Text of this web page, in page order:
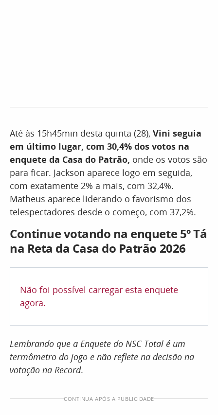
Até às 15h45min desta quinta (28), Vini seguia
em último lugar, com 30,4% dos votos na
enquete da Casa do Patrão, onde os votos são
para ficar. Jackson aparece logo em seguida,
com exatamente 2% a mais, com 32,4%.
Matheus aparece liderando o favorismo dos
telespectadores desde o começo, com 37,2%.
Continue votando na enquete 5º Tá
na Reta da Casa do Patrão 2026
Não foi possível carregar esta enquete
agora.
Lembrando que a Enquete do NSC Total é um
termômetro do jogo e não reflete na decisão na
votação na Record.
CONTINUA APÓS A PUBLICIDADE